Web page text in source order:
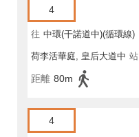
4
往 中環(干諾道中)(循環線)
荷李活華庭, 皇后大道中 站
距離 80m
4